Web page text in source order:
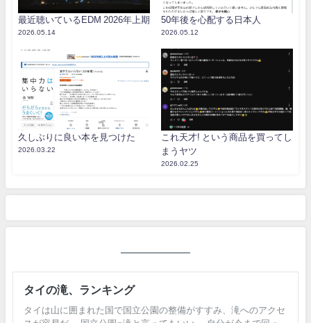
最近聴いているEDM 2026年上期
2026.05.14
50年後を心配する日本人
2026.05.12
久しぶりに良い本を見つけた
2026.03.22
これ天才! という商品を買ってし
まうヤツ
2026.02.25